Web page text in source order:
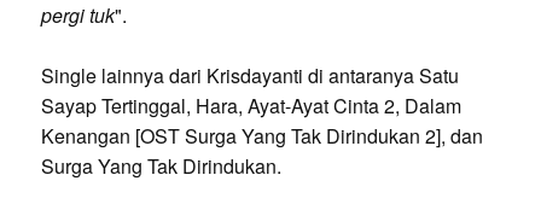
pergi tuk".
Single lainnya dari Krisdayanti di antaranya Satu
Sayap Tertinggal, Hara, Ayat-Ayat Cinta 2, Dalam
Kenangan [OST Surga Yang Tak Dirindukan 2], dan
Surga Yang Tak Dirindukan.